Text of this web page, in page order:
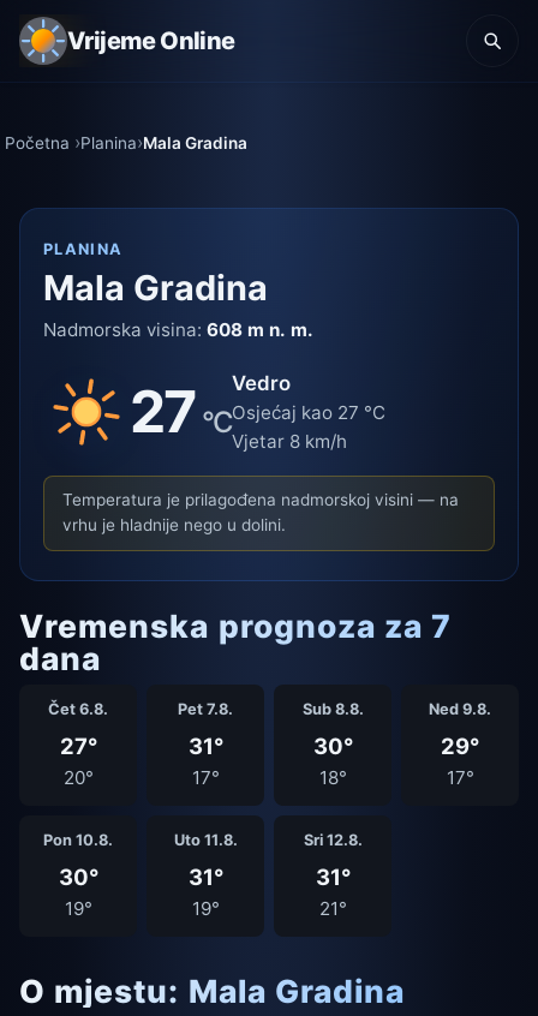
Vrijeme Online
Početna Planina Mala Gradina
PLANINA
Mala Gradina
Nadmorska visina:608 m n. m.
27 °C
Vedro
Osjećaj kao 27 °C
Vjetar 8 km/h
Temperatura je prilagođena nadmorskoj visini — na
vrhu je hladnije nego u dolini.
Vremenska prognoza za 7
dana
Čet 6.8.
27°
20°
Pet 7.8.
31°
17°
Sub 8.8.
30°
18°
Ned 9.8.
29°
17°
Pon 10.8.
30°
19°
Uto 11.8.
31°
19°
Sri 12.8.
31°
21°
O mjestu: Mala Gradina